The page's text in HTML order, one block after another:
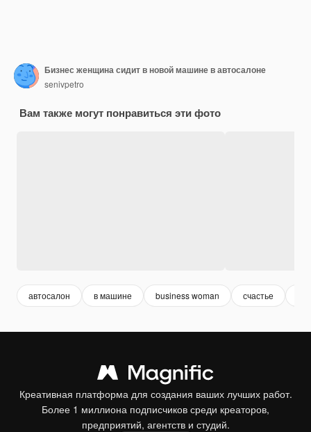
Бизнес женщина сидит в новой машине в автосалоне
senivpetro
Вам также могут понравиться эти фото
автосалон в машине business woman счастье
Креативная платформа для создания ваших лучших работ.
Более 1 миллиона подписчиков среди креаторов,
предприятий, агентств и студий.